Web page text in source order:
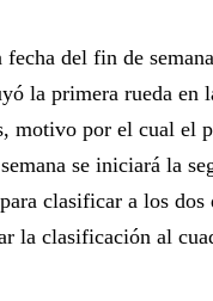
fecha del fin de
la primera rueda en
motivo por el cual el
se iniciará la
clasificar a los dos
la clasificación al